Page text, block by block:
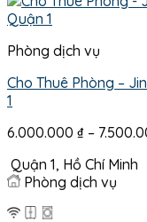
Phòng dịch vụ
Cho Thuê Phòng –
1
6.000.000 ₫ –
Quận 1, Hồ Chí Minh
Phòng dịch vụ